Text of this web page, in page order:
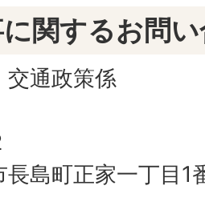
関するお問
通政策係
長島町正家一丁目